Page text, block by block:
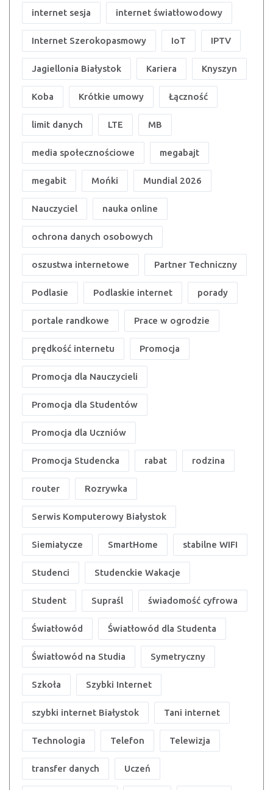
internet sesja internet światłowodowy
Internet Szerokopasmowy IoT IPTV
Jagiellonia Białystok Kariera Knyszyn
Koba Krótkie umowy Łączność
limit danych LTE MB
media społecznościowe megabajt
megabit Mońki Mundial 2026
Nauczyciel nauka online
ochrona danych osobowych
oszustwa internetowe Partner Techniczny
Podlasie Podlaskie internet porady
portale randkowe Prace w ogrodzie
prędkość internetu Promocja
Promocja dla Nauczycieli
Promocja dla Studentów
Promocja dla Uczniów
Promocja Studencka rabat rodzina
router Rozrywka
Serwis Komputerowy Białystok
Siemiatycze SmartHome stabilne WIFI
Studenci Studenckie Wakacje
Student Supraśl świadomość cyfrowa
Światłowód Światłowód dla Studenta
Światłowód na Studia Symetryczny
Szkoła Szybki Internet
szybki internet Białystok Tani internet
Technologia Telefon Telewizja
transfer danych Uczeń